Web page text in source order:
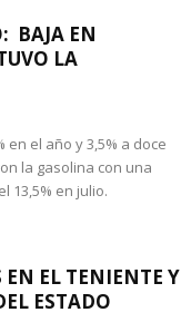
BAJA EN
LA
en el año y 3,5% a doce
la gasolina con una
13,5% en julio.
EL TENIENTE Y
ESTADO